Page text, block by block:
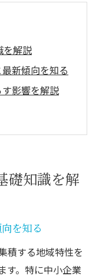
を解説
新傾向を知る
影響を解説
景と要因
M&Aの実情
するコツ
使い方例
の違い
礎知識を解
を知る
積する地域特性を
す。特に中小企業